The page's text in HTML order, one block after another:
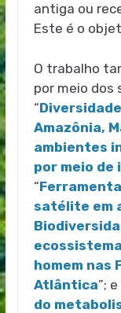
antiga ou
Este é o
O trabalho
por meio dos
“
Amazônia,
ambientes
por meio de
“
satélite em
homem nas
Atlântica”; e
do